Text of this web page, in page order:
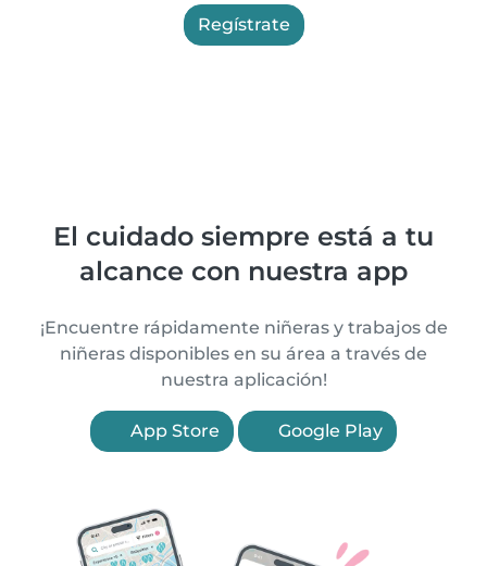
Regístrate
El cuidado siempre está a tu
alcance con nuestra app
¡Encuentre rápidamente niñeras y trabajos de
niñeras disponibles en su área a través de
nuestra aplicación!
App Store Google Play